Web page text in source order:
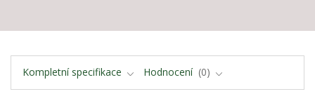
Kompletní specifikace Hodnocení 0